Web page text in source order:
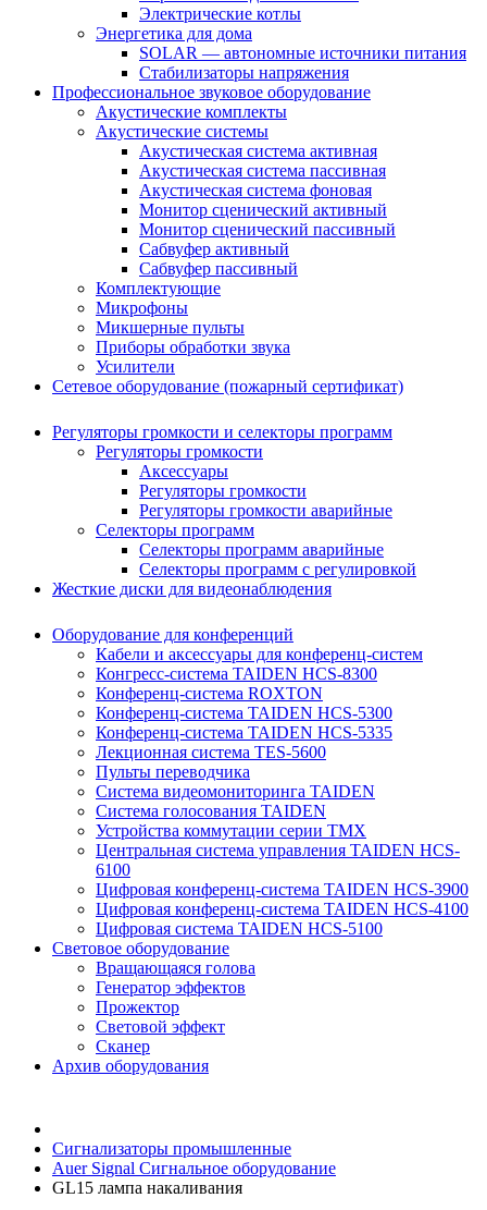
Электрические котлы
Энергетика для дома
SOLAR — автономные источники питания
Стабилизаторы напряжения
Профессиональное звуковое оборудование
Акустические комплекты
Акустические системы
Акустическая система активная
Акустическая система пассивная
Акустическая система фоновая
Монитор сценический активный
Монитор сценический пассивный
Сабвуфер активный
Сабвуфер пассивный
Комплектующие
Микрофоны
Микшерные пульты
Приборы обработки звука
Усилители
Сетевое оборудование (пожарный сертификат)
Регуляторы громкости и селекторы программ
Регуляторы громкости
Аксессуары
Регуляторы громкости
Регуляторы громкости аварийные
Селекторы программ
Селекторы программ аварийные
Селекторы программ с регулировкой
Жесткие диски для видеонаблюдения
Оборудование для конференций
Кабели и аксессуары для конференц-систем
Конгресс-система TAIDEN HCS-8300
Конференц-система ROXTON
Конференц-система TAIDEN HCS-5300
Конференц-система TAIDEN HCS-5335
Лекционная система TES-5600
Пульты переводчика
Система видеомониторинга TAIDEN
Система голосования TAIDEN
Устройства коммутации серии TMX
Центральная система управления TAIDEN HCS-
6100
Цифровая конференц-система TAIDEN HCS-3900
Цифровая конференц-система TAIDEN HCS-4100
Цифровая система TAIDEN HCS-5100
Световое оборудование
Вращающаяся голова
Генератор эффектов
Прожектор
Световой эффект
Сканер
Архив оборудования
Сигнализаторы промышленные
Auer Signal Сигнальное оборудование
GL15 лампа накаливания